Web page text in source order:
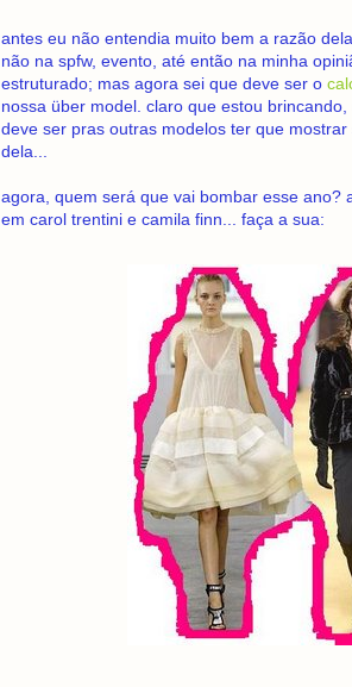
antes eu não entendia muito bem a razão
não na spfw, evento, até então na minha
estruturado; mas agora sei que deve ser o
nossa über model. claro que estou
deve ser pras outras modelos ter que
dela...
agora, quem será que vai bombar esse ano?
em carol trentini e camila finn... faça a sua: